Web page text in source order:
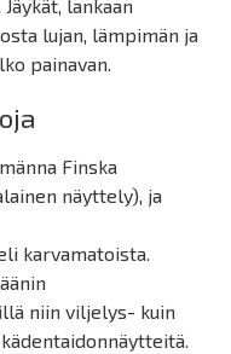
lankaan
lujan, lämpimän ja
painavan.
Finska
näyttely), ja
karvamatoista.
niin viljelys- kuin